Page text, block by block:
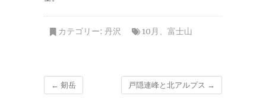
カテゴリー: 丹沢 10月 、 富士山
← 剱岳 戸隠連峰と北アルプス →